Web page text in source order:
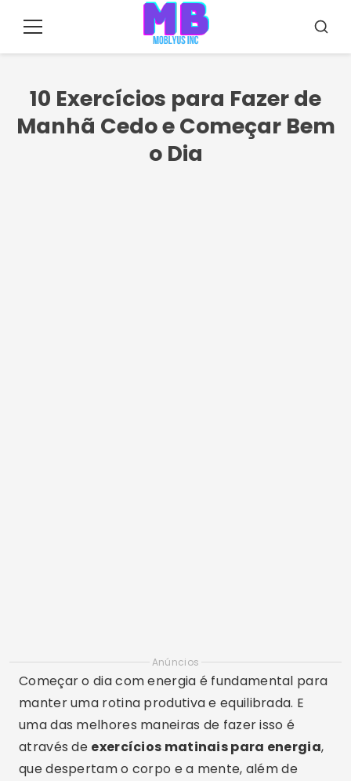
paraMenu
10 Exercícios para Fazer de
Manhã Cedo e Começar Bem
o Dia
Anúncios
Começar o dia com energia é fundamental para
manter uma rotina produtiva e equilibrada. E
uma das melhores maneiras de fazer isso é
através de exercícios matinais para energia,
que despertam o corpo e a mente, além de